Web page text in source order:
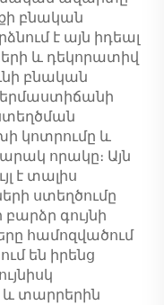
բնական
է այն իդեալ
և դեկորատիվ
բնական
կոտրումը և
որակը։ Այն
է տալիս
ստեղծումը
գույնի
համոզվածում
են իրենց
տարրերին